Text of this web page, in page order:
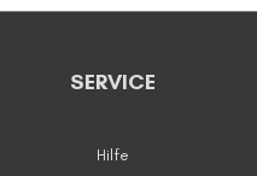
SERVICE
Hilfe